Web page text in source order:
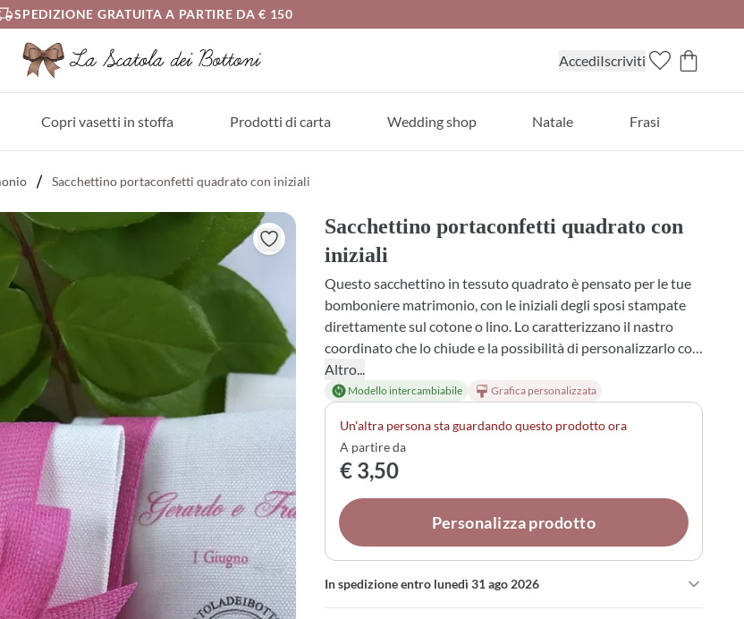
SPEDIZIONE GRATUITA A PARTIRE DA € 150
AccediIscriviti
Copri vasetti in stoffa Prodotti di carta Wedding shop Natale Frasi
Sacchettino portaconfetti quadrato con iniziali
Sacchettino portaconfetti quadrato con
iniziali
Questo sacchettino in tessuto quadrato è pensato per le tue
bomboniere matrimonio, con le iniziali degli sposi stampate
direttamente sul cotone o lino. Lo caratterizzano il nastro
coordinato che lo chiude e la possibilità di personalizzarlo con
confetti, profumazioni e fiocchi in tanti colori diversi. Un
dettaglio elegante che rende unico ogni bomboniera,
mantenendo semplicità e raffinatezza.
Altro...
Modello intercambiabile Grafica personalizzata
Un'altra persona sta guardando questo prodotto ora
A partire da
€ 3,50
Personalizza prodotto
In spedizione entro lunedì 31 ago 2026